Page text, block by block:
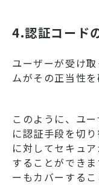
4.認証コード
ユーザーが受け
ムがその正当性を
このように、ユ
に認証手段を切
に対してセキュ
することができ
ーもカバーするこ